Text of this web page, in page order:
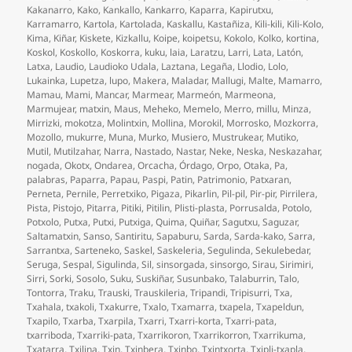
Kakanarro, Kako, Kankallo, Kankarro, Kaparra, Kapirutxu,
Karramarro, Kartola, Kartolada, Kaskallu, Kastañiza, Kili-kili, Kili-Kolo,
Kima, Kiñar, Kiskete, Kizkallu, Koipe, koipetsu, Kokolo, Kolko, kortina,
Koskol, Koskollo, Koskorra, kuku, laia, Laratzu, Larri, Lata, Latón,
Latxa, Laudio, Laudioko Udala, Laztana, Legaña, Llodio, Lolo,
Lukainka, Lupetza, lupo, Makera, Maladar, Mallugi, Malte, Mamarro,
Mamau, Mami, Mancar, Marmear, Marmeón, Marmeona,
Marmujear, matxin, Maus, Meheko, Memelo, Merro, millu, Minza,
Mirrizki, mokotza, Molintxin, Mollina, Morokil, Morrosko, Mozkorra,
Mozollo, mukurre, Muna, Murko, Musiero, Mustrukear, Mutiko,
Mutil, Mutilzahar, Narra, Nastado, Nastar, Neke, Neska, Neskazahar,
nogada,Okotx,Ondarea,Orcacha,Órdago,Orpo,Otaka, Pa,
palabras, Paparra, Papau, Paspi, Patin, Patrimonio, Patxaran,
Perneta, Pernile, Perretxiko, Pigaza, Pikarlin, Pil-pil, Pir-pir, Pirrilera,
Pista, Pistojo, Pitarra, Pitiki, Pitilin, Plisti-plasta, Porrusalda, Potolo,
Potxolo, Putxa, Putxi, Putxiga,Quima,Quiñar,Sagutxu,Saguzar,
Saltamatxin,Sanso,Santiritu,Sapaburu,Sarda,Sarda-kako,Sarra,
Sarrantxa,Sarteneko,Saskel,Saskeleria,Segulinda,Sekulebedar,
Seruga,Sespal,Sigulinda,Sil,sinsorgada,sinsorgo,Sirau,Sirimiri,
Sirri,Sorki,Sosolo,Suku,Suskiñar,Susunbako,Talaburrin,Talo,
Tontorra,Traku,Trauski,Trauskileria,Tripandi,Tripisurri,Txa,
Txahala,txakoli,Txakurre,Txalo,Txamarra,txapela,Txapeldun,
Txapilo,Txarba,Txarpila,Txarri,Txarri-korta,Txarri-pata,
txarriboda,Txarriki-pata,Txarrikoron,Txarrikorron,Txarrikuma,
Txatarra,Txilina,Txin,Txinbera,Txinbo,Txintxorta,Txipli-txapla,